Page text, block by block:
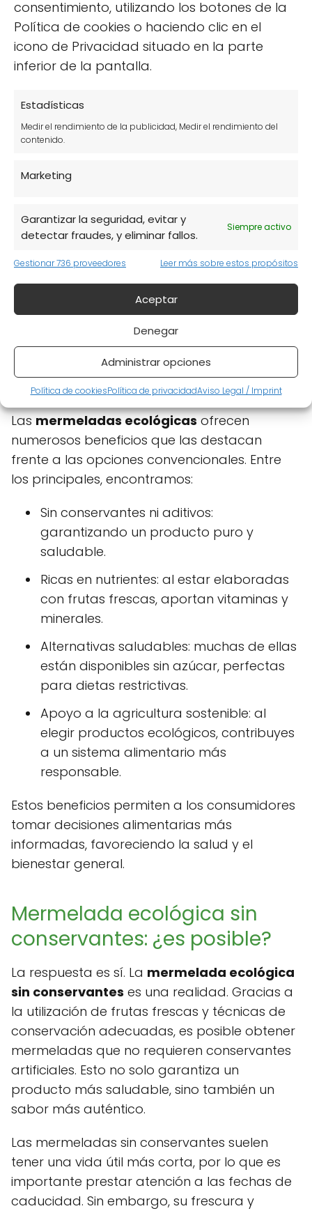
consentimiento, utilizando los botones de la
Política de cookies o haciendo clic en el
icono de Privacidad situado en la parte
inferior de la pantalla.
Estadísticas
Medir el rendimiento de la publicidad, Medir el rendimiento del
contenido.
Marketing
Garantizar la seguridad, evitar y
detectar fraudes, y eliminar fallos.
Siempre activo
Gestionar 736 proveedores Leer más sobre estos propósitos
Aceptar
Denegar
Administrar opciones
Política de cookiesPolítica de privacidadAviso Legal / Imprint
¿Cuáles son los beneficios de
las mermeladas ecológicas?
Lasmermeladas ecológicasofrecen
numerosos beneficios que las destacan
frente a las opciones convencionales. Entre
los principales, encontramos:
Sin conservantes ni aditivos:
garantizando un producto puro y
saludable.
Ricas en nutrientes: al estar elaboradas
con frutas frescas, aportan vitaminas y
minerales.
Alternativas saludables: muchas de ellas
están disponibles sin azúcar, perfectas
para dietas restrictivas.
Apoyo a la agricultura sostenible: al
elegir productos ecológicos, contribuyes
a un sistema alimentario más
responsable.
Estos beneficios permiten a los consumidores
tomar decisiones alimentarias más
informadas, favoreciendo la salud y el
bienestar general.
Mermelada ecológica sin
conservantes: ¿es posible?
La respuesta es sí. La mermelada ecológica
sin conservantes es una realidad. Gracias a
la utilización de frutas frescas y técnicas de
conservación adecuadas, es posible obtener
mermeladas que no requieren conservantes
artificiales. Esto no solo garantiza un
producto más saludable, sino también un
sabor más auténtico.
Las mermeladas sin conservantes suelen
tener una vida útil más corta, por lo que es
importante prestar atención a las fechas de
caducidad. Sin embargo, su frescura y